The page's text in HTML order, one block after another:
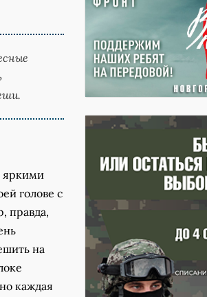
яркими
голове с
правда,
на
каждая